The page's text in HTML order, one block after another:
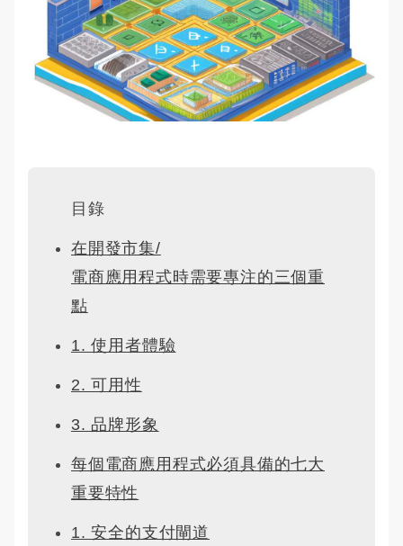
目錄
在開發市集/
電商應用程式時需要專注的三個重
點
1. 使用者體驗
2. 可用性
3. 品牌形象
每個電商應用程式必須具備的七大
重要特性
1. 安全的支付閘道